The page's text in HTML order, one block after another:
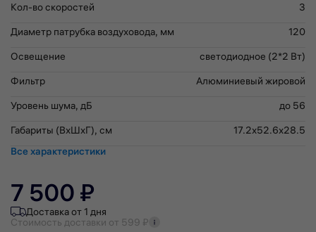
Кол-во скоростей
3
Диаметр патрубка воздуховода, мм
120
Освещение
светодиодное (2*2 Вт)
Фильтр
Алюминиевый жировой
Уровень шума, дБ
до 56
Габариты (ВхШхГ), см
17.2x52.6x28.5
Все характеристики
7 500 ₽
Доставка от 1 дня
Стоимость доставки от 599 ₽